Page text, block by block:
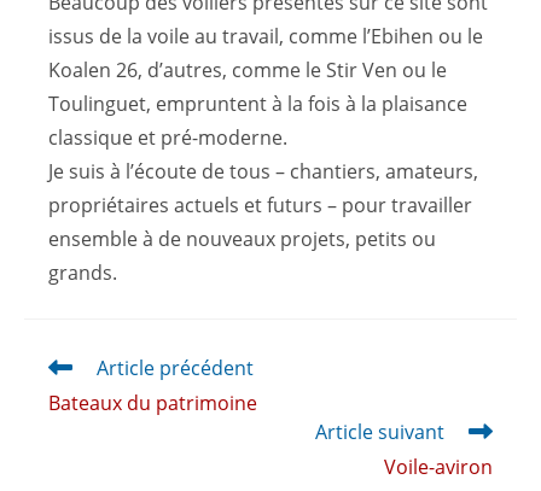
issus de la voile au travail, comme l’Ebihen ou le
Koalen 26, d’autres, comme le Stir Ven ou le
Toulinguet, empruntent à la fois à la plaisance
classique et pré-moderne.
Je suis à l’écoute de tous – chantiers, amateurs,
propriétaires actuels et futurs – pour travailler
ensemble à de nouveaux projets, petits ou
grands.
Article précédent
Bateaux du patrimoine
Article suivant
Voile-aviron